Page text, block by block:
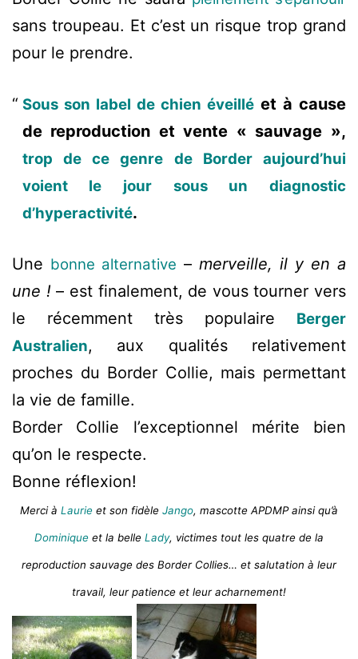
sans troupeau. Et c’est un risque trop grand
pour le prendre.
Sous son label de chien éveilléet à cause
de reproduction et vente « sauvage »,
trop de ce genre de Border aujourd’hui
voient le jour sous un diagnostic
d’hyperactivité.
Une bonne alternative – merveille, il y en a
une !– est finalement, de vous tourner vers
le récemment très populaire Berger
Australien, aux qualités relativement
proches du Border Collie, mais permettant
la vie de famille.
Border Collie l’exceptionnel mérite bien
qu’on le respecte.
Bonne réflexion!
Merci à Laurie et son fidèle Jango, mascotte APDMP ainsi qu’à
Dominique et la belle Lady, victimes tout les quatre de la
reproduction sauvage des Border Collies… et salutation à leur
travail, leur patience et leur acharnement!